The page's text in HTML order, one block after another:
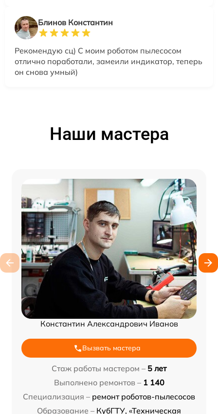
Блинов Константин
Рекомендую сц) С моим роботом пылесосом
отлично поработали, замеили индикатор, теперь
он снова умный)
Наши мастера
Константин Александрович Иванов
Вызвать мастера
Стаж работы мастером – 5 лет
Выполнено ремонтов – 1 140
Специализация – ремонт роботов-пылесосов
Образование – КубГТУ, «Техническая